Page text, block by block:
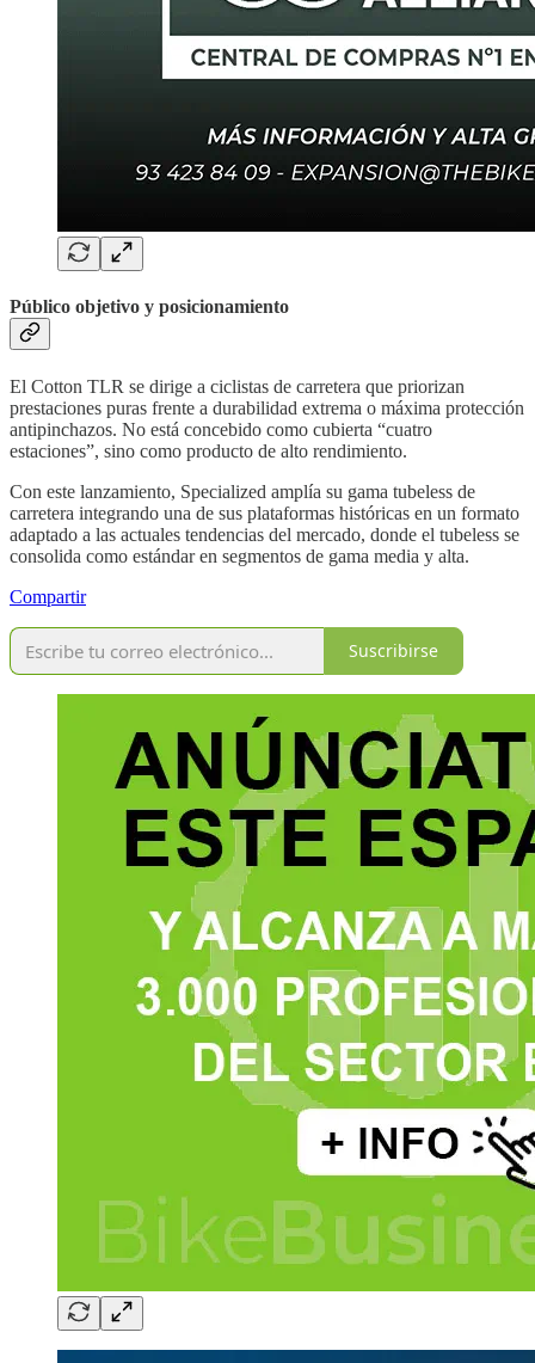
Público objetivo y posicionamiento
El Cotton TLR se dirige a ciclistas de carretera que priorizan
prestaciones puras frente a durabilidad extrema o máxima protección
antipinchazos. No está concebido como cubierta “cuatro
estaciones”, sino como producto de alto rendimiento.
Con este lanzamiento, Specialized amplía su gama tubeless de
carretera integrando una de sus plataformas históricas en un formato
adaptado a las actuales tendencias del mercado, donde el tubeless se
consolida como estándar en segmentos de gama media y alta.
Compartir
Suscribirse